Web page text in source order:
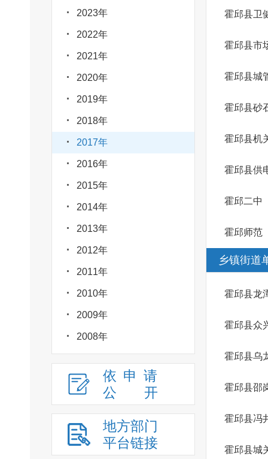
2023年
2022年
2021年
2020年
2019年
2018年
2017年
2016年
2015年
2014年
2013年
2012年
2011年
2010年
2009年
2008年
依申请
公
开
地方部门
平台链接
霍邱县卫
霍邱县市
霍邱县城
霍邱县砂
霍邱县机
霍邱县供
霍邱二中
霍邱师范
乡镇街道
霍邱县龙
霍邱县众
霍邱县乌
霍邱县邵
霍邱县冯
霍邱县城